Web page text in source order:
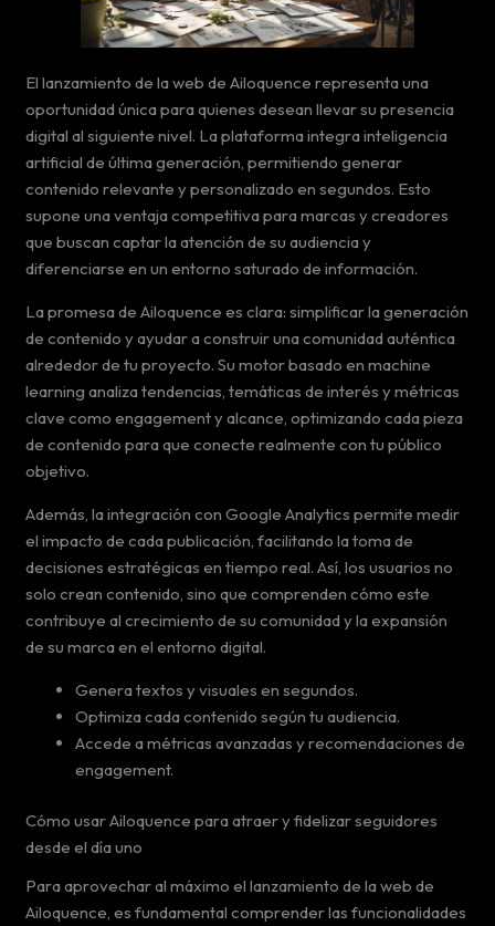
El lanzamiento de la web de Ailoquence representa una
oportunidad única para quienes desean llevar su presencia
digital al siguiente nivel. La plataforma integra inteligencia
artificial de última generación, permitiendo generar
contenido relevante y personalizado en segundos. Esto
supone una ventaja competitiva para marcas y creadores
que buscan captar la atención de su audiencia y
diferenciarse en un entorno saturado de información.
La promesa de Ailoquence es clara: simplificar la generación
de contenido y ayudar a construir una comunidad auténtica
alrededor de tu proyecto. Su motor basado en machine
learning analiza tendencias, temáticas de interés y métricas
clave como engagement y alcance, optimizando cada pieza
de contenido para que conecte realmente con tu público
objetivo.
Además, la integración con Google Analytics permite medir
el impacto de cada publicación, facilitando la toma de
decisiones estratégicas en tiempo real. Así, los usuarios no
solo crean contenido, sino que comprenden cómo este
contribuye al crecimiento de su comunidad y la expansión
de su marca en el entorno digital.
Genera textos y visuales en segundos.
Optimiza cada contenido según tu audiencia.
Accede a métricas avanzadas y recomendaciones de
engagement.
Cómo usar Ailoquence para atraer y fidelizar seguidores
desde el día uno
Para aprovechar al máximo el lanzamiento de la web de
Ailoquence, es fundamental comprender las funcionalidades